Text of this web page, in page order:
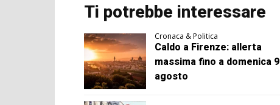
Ti potrebbe interessare
Cronaca & Politica
Caldo a Firenze: allerta
massima fino a domenica 9
agosto